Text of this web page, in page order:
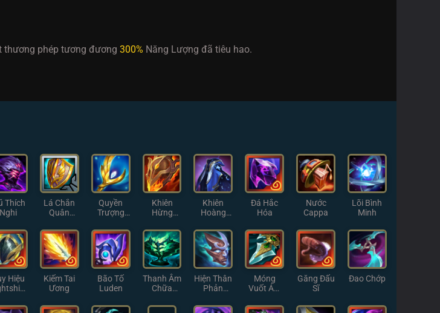
thương phép tương đương 300% Năng Lượng đã tiêu hao.
Thích
Nghi
Lá Chắn
Quân
Quyền
Trượng
Thần
Khiên
Hừng
Khiên
Hoàng
Đá Hắc
Hóa
Nước
Cappa
Lõi Bình
Minh
Hiệu
Kiếm Tai
Ương
Bão Tố
Luden
Thanh Âm
Chữa
Hiện Thân
Phản
Móng
Vuốt Ám
Găng Đấu
Sĩ
Đao Chớp